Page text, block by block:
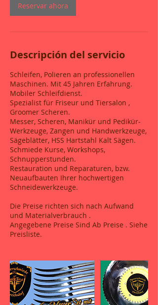
Reservar ahora
Descripción del servicio
Schleifen, Polieren an professionellen
Maschinen. Mit 45 Jahren Erfahrung.
Mobiler Schleifdienst.
Spezialist für Friseur und Tiersalon ,
Groomer Scheren.
Messer, Scheren, Manikür und Pedikür-
Werkzeuge, Zangen und Handwerkzeuge,
Sägeblätter, HSS Hartstahl Kalt Sägen.
Schmiede Kurse, Workshops,
Schnupperstunden.
Restauration und Reparaturen, bzw.
Neuaufbauten Ihrer hochwertigen
Schneidewerkzeuge.
Die Preise richten sich nach Aufwand
und Materialverbrauch .
Angegebene Preise Sind Ab Preise . Siehe
Preisliste.